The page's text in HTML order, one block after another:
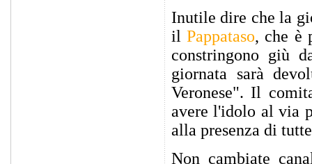
Inutile dire che la
ilPappataso, che è
constringono giù
giornata sarà
Veronese". Il
avere l'idolo al via
alla presenza di
Non cambiate